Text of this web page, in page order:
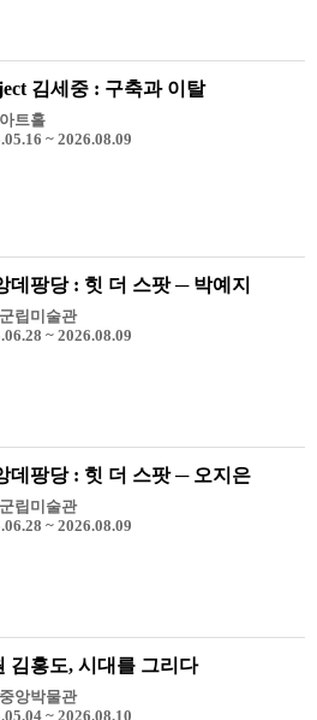
김세중 : 구축과 이탈
트홀
~ 2026.08.09
데팡당 : 힛 더 스팟 ─ 박예지
립미술관
~ 2026.08.09
데팡당 : 힛 더 스팟 ─ 오지은
립미술관
~ 2026.08.09
김홍도, 시대를 그리다
앙박물관
~ 2026.08.10